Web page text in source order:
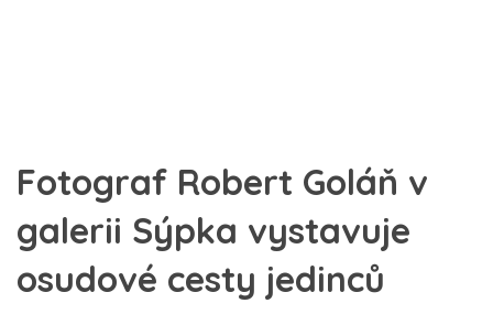
Fotograf Robert Goláň v
galerii Sýpka vystavuje
osudové cesty jedinců